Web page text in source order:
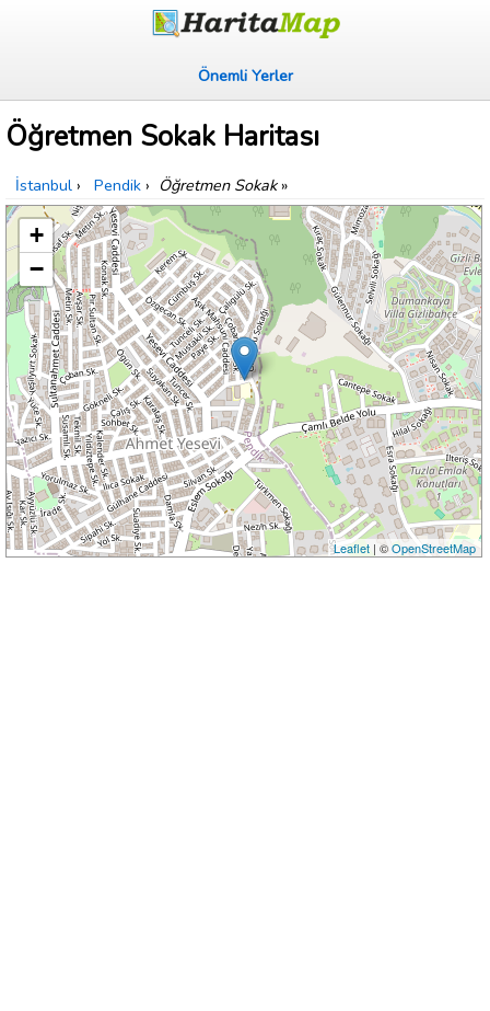
Önemli Yerler
Öğretmen Sokak Haritası
İstanbul › Pendik › Öğretmen Sokak»
+
−
Leaflet| ©OpenStreetMap